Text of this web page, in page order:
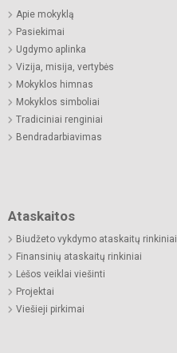
Apie mokyklą
Pasiekimai
Ugdymo aplinka
Vizija, misija, vertybės
Mokyklos himnas
Mokyklos simboliai
Tradiciniai renginiai
Bendradarbiavimas
Ataskaitos
Biudžeto vykdymo ataskaitų rinkiniai
Finansinių ataskaitų rinkiniai
Lėšos veiklai viešinti
Projektai
Viešieji pirkimai